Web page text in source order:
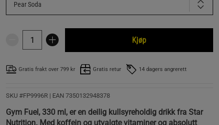
Pear Soda
Kjøp
Gratis frakt over 799 kr Gratis retur 14 dagers angrerett
SKU #FP9996R | EAN 7350132948378
Gym Fuel, 330 ml, er en deilig kullsyreholdig drikk fra Star
Nutrition. Med koffein og utvalgte vitaminer og absolutt